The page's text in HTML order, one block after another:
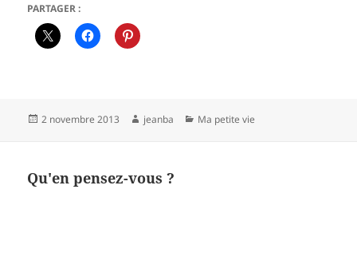
PARTAGER :
Publié
2 novembre 2013 Auteur
jeanba Catégories
Ma petite vie
Qu'en pensez-vous ?